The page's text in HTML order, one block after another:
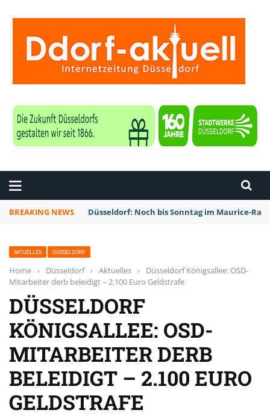
BREAKING NEWS Düsseldorf: Noch bis Sonntag im Maurice-
AKTUELLES DÜSSELDORF
Home › Düsseldorf › Aktuelles ›
Düsseldorf Königsallee: OSD-
Mitarbeiter derb beleidigt – 2.100 Euro Geldstrafe
DÜSSELDORF
KÖNIGSALLEE: OSD-
MITARBEITER DERB
BELEIDIGT – 2.100 EURO
GELDSTRAFE